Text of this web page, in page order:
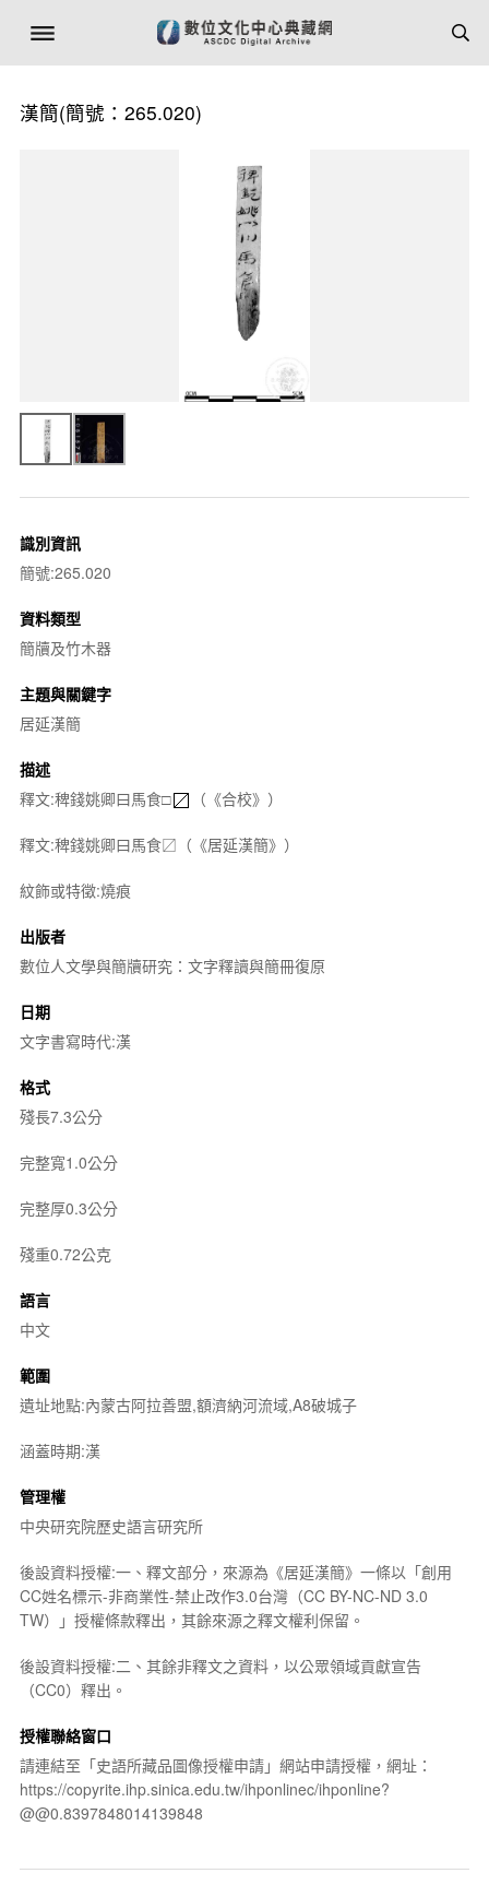
漢簡(簡號：265.020)
識別資訊
簡號:265.020
資料類型
簡牘及竹木器
主題與關鍵字
居延漢簡
描述
釋文:稗錢姚卿曰馬食□
（《合校》）
釋文:稗錢姚卿曰馬食〼（《居延漢簡》）
紋飾或特徵:燒痕
出版者
數位人文學與簡牘研究：文字釋讀與簡冊復原
日期
文字書寫時代:漢
格式
殘長7.3公分
完整寬1.0公分
完整厚0.3公分
殘重0.72公克
語言
中文
範圍
遺址地點:內蒙古阿拉善盟,額濟納河流域,A8破城子
涵蓋時期:漢
管理權
中央研究院歷史語言研究所
後設資料授權:一、釋文部分，來源為《居延漢簡》一條以「創用
CC姓名標示-非商業性-禁止改作3.0台灣（CC BY-NC-ND 3.0
TW）」授權條款釋出，其餘來源之釋文權利保留。
後設資料授權:二、其餘非釋文之資料，以公眾領域貢獻宣告
（CC0）釋出。
授權聯絡窗口
請連結至「史語所藏品圖像授權申請」網站申請授權，網址：
https://copyrite.ihp.sinica.edu.tw/ihponlinec/ihponline?
@@0.8397848014139848